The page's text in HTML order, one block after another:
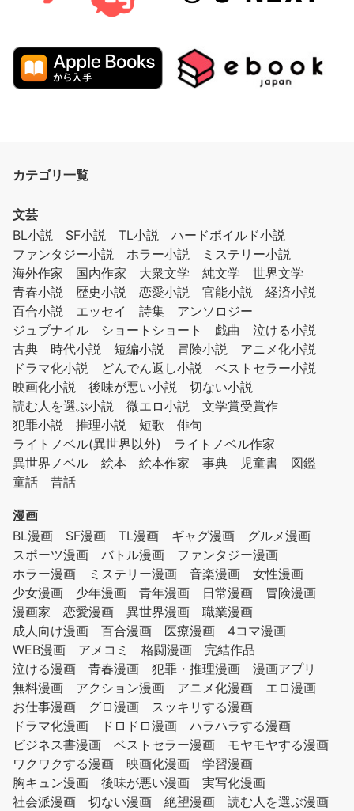
カテゴリ一覧
文芸
BL小説
SF小説 TL小説
ハードボイルド小説
ファンタジー小説
ホラー小説
ミステリー小説
海外作家
国内作家 大衆文学 純文学
世界文学
青春小説
歴史小説 恋愛小説 官能小説
経済小説
百合小説
エッセイ 詩集
アンソロジー
ジュブナイル
ショートショート 戯曲
泣ける小説
古典
時代小説 短編小説 冒険小説
アニメ化小説
ドラマ化小説
どんでん返し小説
ベストセラー小説
映画化小説
後味が悪い小説
切ない小説
読む人を選ぶ小説
微エロ小説
文学賞受賞作
犯罪小説
推理小説 短歌
俳句
ライトノベル(異世界以外)
ライトノベル作家
異世界ノベル
絵本 絵本作家 事典 児童書
図鑑
童話
昔話
漫画
BL漫画
SF漫画 TL漫画 ギャグ漫画
グルメ漫画
スポーツ漫画
バトル漫画
ファンタジー漫画
ホラー漫画
ミステリー漫画 音楽漫画
女性漫画
少女漫画
少年漫画 青年漫画 日常漫画
冒険漫画
漫画家
恋愛漫画 異世界漫画
職業漫画
成人向け漫画
百合漫画 医療漫画
4コマ漫画
WEB漫画
アメコミ 格闘漫画
完結作品
泣ける漫画
青春漫画 犯罪・推理漫画
漫画アプリ
無料漫画
アクション漫画 アニメ化漫画
エロ漫画
お仕事漫画
グロ漫画
スッキリする漫画
ドラマ化漫画
ドロドロ漫画
ハラハラする漫画
ビジネス書漫画
ベストセラー漫画
モヤモヤする漫画
ワクワクする漫画
映画化漫画
学習漫画
胸キュン漫画
後味が悪い漫画
実写化漫画
社会派漫画
切ない漫画 絶望漫画
読む人を選ぶ漫画